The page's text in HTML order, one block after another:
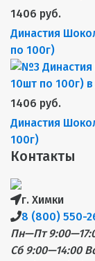
1406 руб.
Династия
по 100г)
1406 руб.
Династия
100г)
Контакты
г. Химки
8 (800) 550-
Пн—Пт
Сб 9:00—14:00